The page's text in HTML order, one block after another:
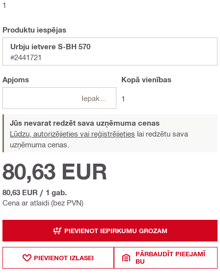
1
Produktu iespējas
Urbju ietvere S-BH 570
#2441721
Apjoms Kopā vienības
1
Jūs nevarat redzēt sava uzņēmuma cenas
Lūdzu, autorizējieties vai reģistrējieties lai redzētu sava
uzņēmuma cenas.
Cena ar atlaidi (bez PVN)
80,63 EUR
80,63 EUR / 1 gab.
PIEVIENOT IEPIRKUMU GROZAM
PIEVIENOT IZLASEI
PĀRBAUDĪT PIEEJAMĪ
BU